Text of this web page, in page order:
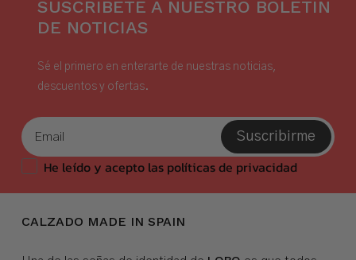
SUSCRÍBETE A NUESTRO BOLETÍN
DE NOTICIAS
Sé el primero en enterarte de nuestras noticias,
descuentos y ofertas.
Suscribirme
He leído y acepto las políticas de privacidad
CALZADO MADE IN SPAIN